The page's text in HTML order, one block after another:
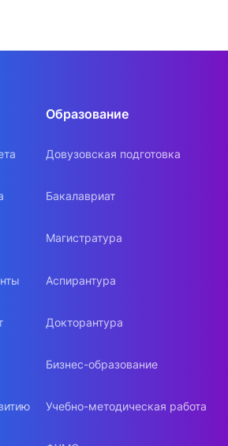
Образование
Довузовская подготовка
Бакалавриат
Магистратура
Аспирантура
Докторантура
Бизнес-образование
Учебно-методическая работа